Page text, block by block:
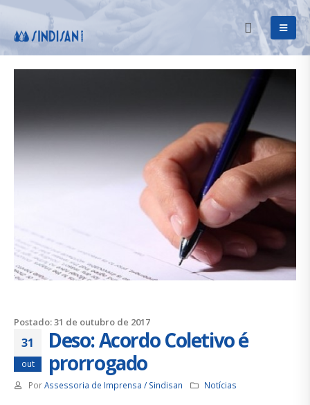
Postado: 31 de outubro de 2017
31
out
Deso: Acordo Coletivo é
prorrogado
PorAssessoria de Imprensa / Sindisan Notícias